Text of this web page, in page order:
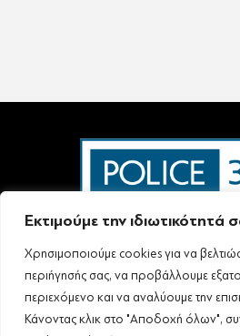
Εκτιμούμε την ιδιωτικότητά
Χρησιμοποιούμε cookies για να
περιήγησής σας, να προβάλλουμε
περιεχόμενο και να αναλύουμε την
Κάνοντας κλικ στο "Αποδοχή όλων",
Ταυτότητα – Επικοινωνία
Όροι
Πολιτική Απορρήτου & Προστασίας
Δήλωση συμμόρφωσης με τη σύσταση